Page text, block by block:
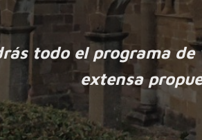
todo el programa
extensa